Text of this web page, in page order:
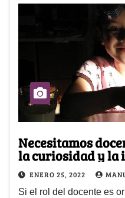
Necesitamos
la curiosidad y la
ENERO 25, 2022
Si el rol del docente es